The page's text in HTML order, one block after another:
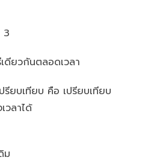
3
ดียวกันตลอดเวลา
รียบเทียบ คือ เปรียบเทียบ
วลาได้
ม